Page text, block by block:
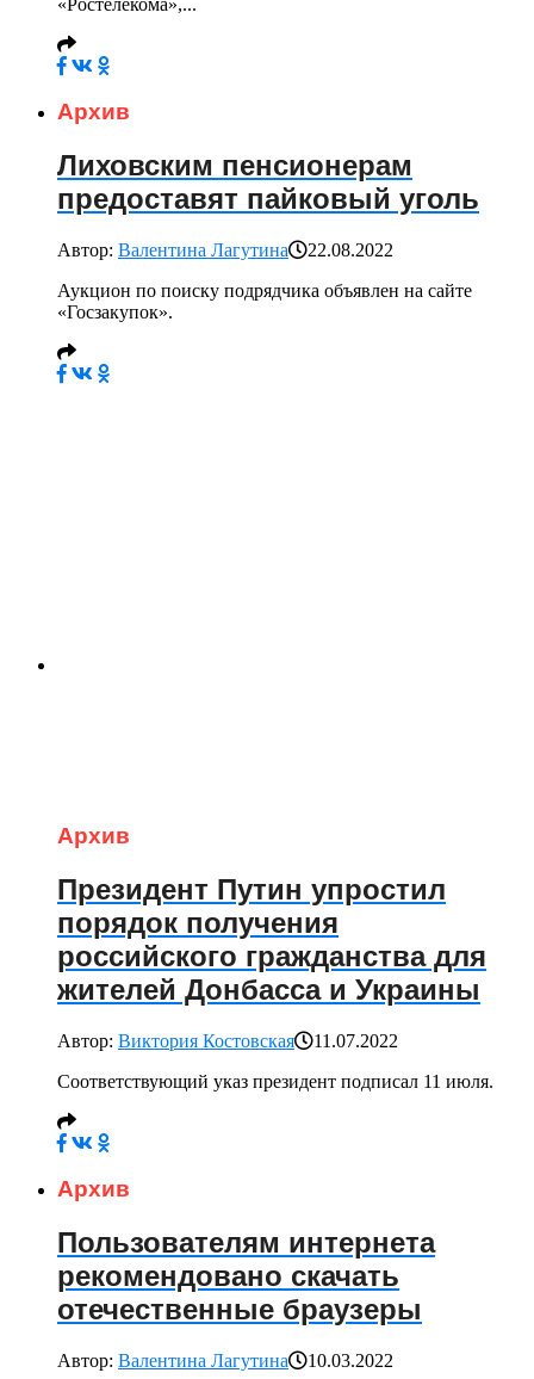
Архив
Лиховским пенсионерам
предоставят пайковый уголь
Автор: Валентина Лагутина
22.08.2022
Аукцион по поиску подрядчика объявлен на сайте
«Госзакупок».
Архив
Президент Путин упростил
порядок получения
российского гражданства для
жителей Донбасса и Украины
Автор: Виктория Костовская
11.07.2022
Соответствующий указ президент подписал 11 июля.
Архив
Пользователям интернета
рекомендовано скачать
отечественные браузеры
Автор: Валентина Лагутина
10.03.2022